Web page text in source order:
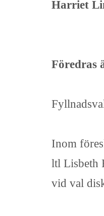
Harriet
Föredras
Inom
ltl Lisbeth
vid val